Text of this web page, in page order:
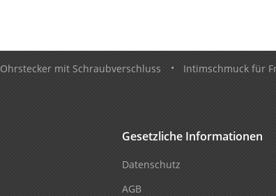
Ohrstecker mit Schraubverschluss • Intimschmuck für
Gesetzliche Informationen
Datenschutz
AGB